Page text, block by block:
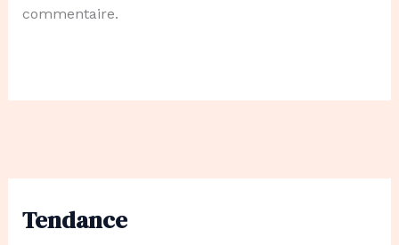
Tendance
commentaire.